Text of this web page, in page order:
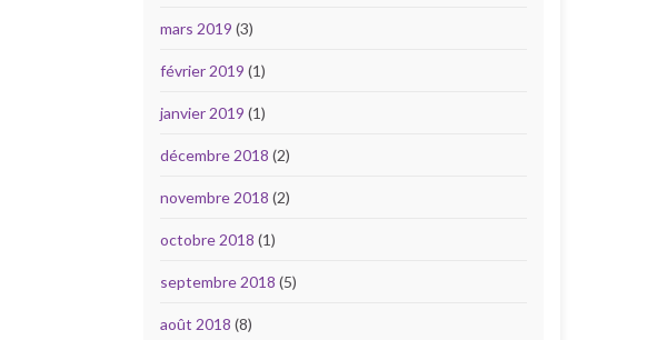
mars 2019 (3)
février 2019 (1)
janvier 2019 (1)
décembre 2018 (2)
novembre 2018 (2)
octobre 2018 (1)
septembre 2018 (5)
août 2018 (8)